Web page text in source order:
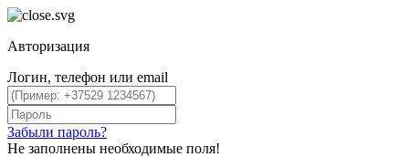
Авторизация
Логин, телефон или email
Забыли пароль?
Не заполнены необходимые поля!